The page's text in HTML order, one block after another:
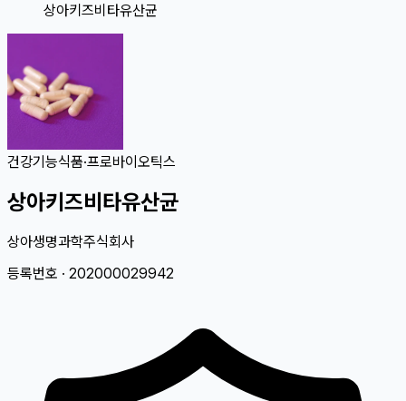
상아키즈비타유산균
건강기능식품·프로바이오틱스
상아키즈비타유산균
상아생명과학주식회사
등록번호 · 202000029942